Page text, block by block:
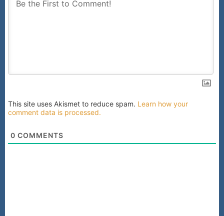
This site uses Akismet to reduce spam. Learn how your
comment data is processed.
0 COMMENTS